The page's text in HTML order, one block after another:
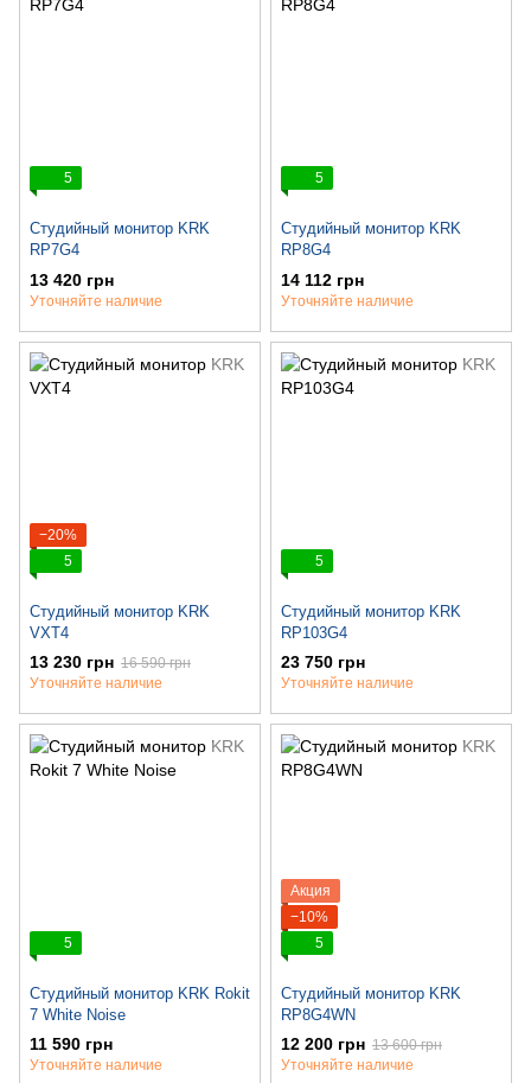
5
Студийный монитор KRK
RP7G4
13 420 грн
Уточняйте наличие
5
Студийный монитор KRK
RP8G4
14 112 грн
Уточняйте наличие
−20%
5
Студийный монитор KRK
VXT4
13 230 грн 16 590 грн
Уточняйте наличие
5
Студийный монитор KRK
RP103G4
23 750 грн
Уточняйте наличие
5
Студийный монитор KRK Rokit
7 White Noise
11 590 грн
Уточняйте наличие
Акция
−10%
5
Студийный монитор KRK
RP8G4WN
12 200 грн 13 600 грн
Уточняйте наличие